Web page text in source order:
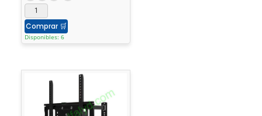
Comprar 🛒
Disponibles: 6